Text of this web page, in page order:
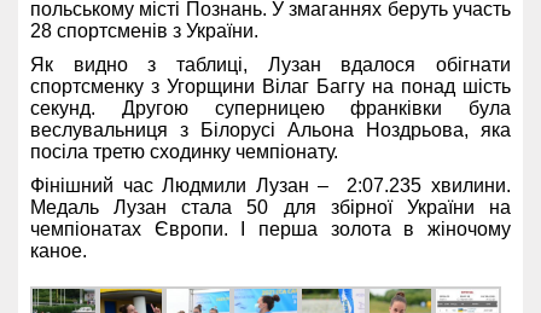
польському місті Познань. У змаганнях беруть участь
28 спортсменів з України.
Як видно з таблиці, Лузан вдалося обігнати
спортсменку з Угорщини Вілаг Баггу на понад шість
секунд. Другою суперницею франківки була
веслувальниця з Білорусі Альона Ноздрьова, яка
посіла третю сходинку чемпіонату.
Фінішний час Людмили Лузан – 2:07.235 хвилини.
Медаль Лузан стала 50 для збірної України на
чемпіонатах Європи. І перша золота в жіночому
каное.